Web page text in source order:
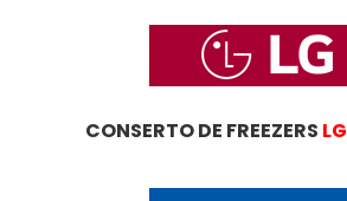
CONSERTO DE FREEZERS LG